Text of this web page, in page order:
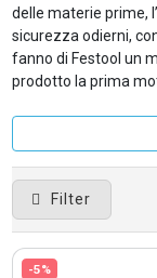
delle materie prime,
sicurezza odierni,
fanno di Festool un
prodotto la prima
Filter
-5%